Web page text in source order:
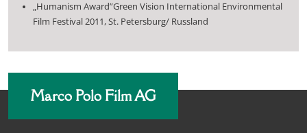
„Humanism Award”Green Vision International Environmental
Film Festival 2011, St. Petersburg/ Russland
Marco Polo Film AG